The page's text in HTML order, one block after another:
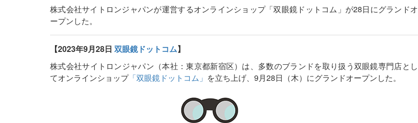
株式会社サイトロンジャパンが運営するオンラインショップ「双眼鏡ドットコム」が28日にグランドオ
ープンした。
【2023年9月28日 双眼鏡ドットコム】
株式会社サイトロンジャパン（本社：東京都新宿区）は、多数のブランドを取り扱う双眼鏡専門店とし
てオンラインショップ「双眼鏡ドットコム」 を立ち上げ、9月28日（木）にグランドオープンした。